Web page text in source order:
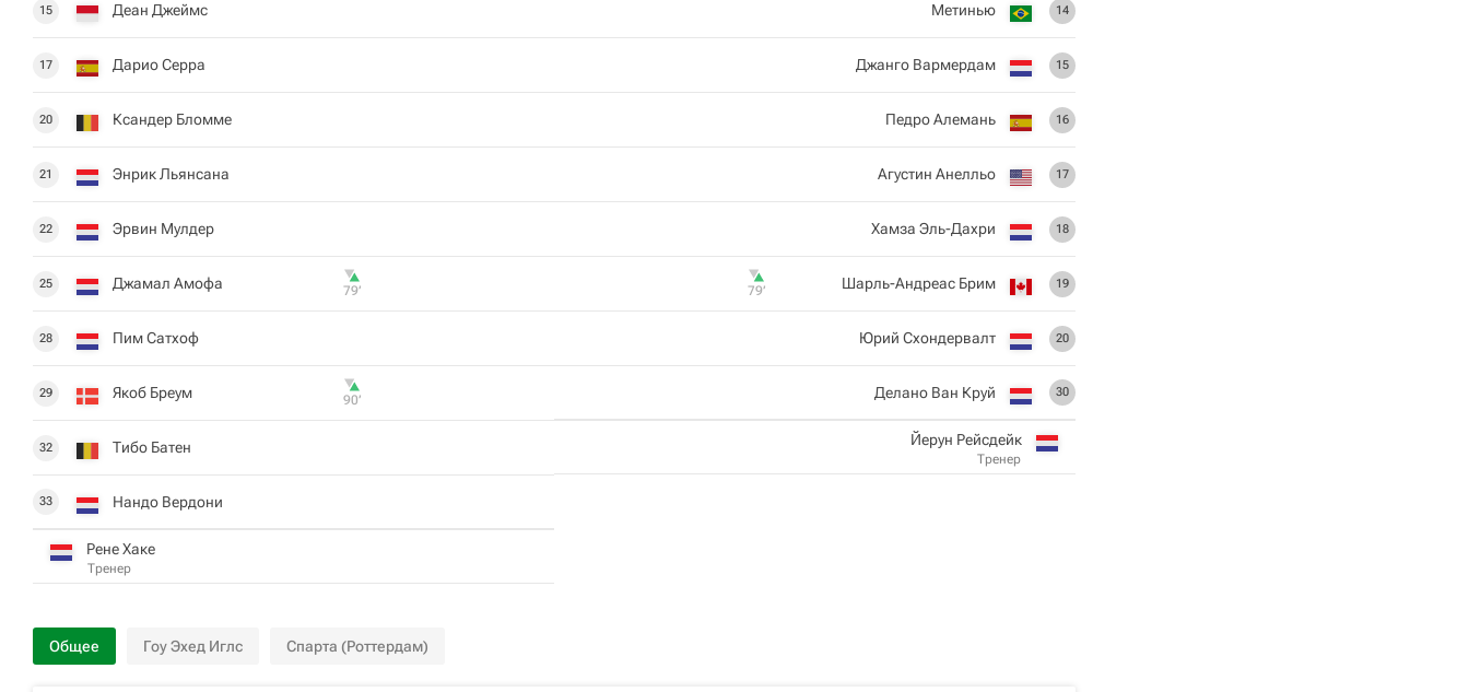
15 Деан Джеймс
17 Дарио Серра
20 Ксандер Бломме
21 Энрик Льянсана
22 Эрвин Мулдер
25 Джамал Амофа 79‎’‎
28 Пим Сатхоф
29 Якоб Бреум 90‎’‎
32 Тибо Батен
33 Нандо Вердони
Рене Хаке
Тренер
14
Метинью
15
Джанго Вармердам
16
Педро Алемань
17
Агустин Анелльо
18
Хамза Эль-Дахри
19
Шарль-Андреас Брим
79‎’‎
20
Юрий Схондервалт
30
Делано Ван Круй
Йерун Рейсдейк
Тренер
Общее Гоу Эхед Иглс Спарта (Роттердам)